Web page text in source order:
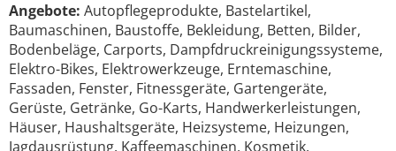
Angebote: Autopflegeprodukte, Bastelartikel,
Baumaschinen, Baustoffe, Bekleidung, Betten, Bilder,
Bodenbeläge, Carports, Dampfdruckreinigungssysteme,
Elektro-Bikes, Elektrowerkzeuge, Erntemaschine,
Fassaden, Fenster, Fitnessgeräte, Gartengeräte,
Gerüste, Getränke, Go-Karts, Handwerkerleistungen,
Häuser, Haushaltsgeräte, Heizsysteme, Heizungen,
Jagdausrüstung, Kaffeemaschinen, Kosmetik,